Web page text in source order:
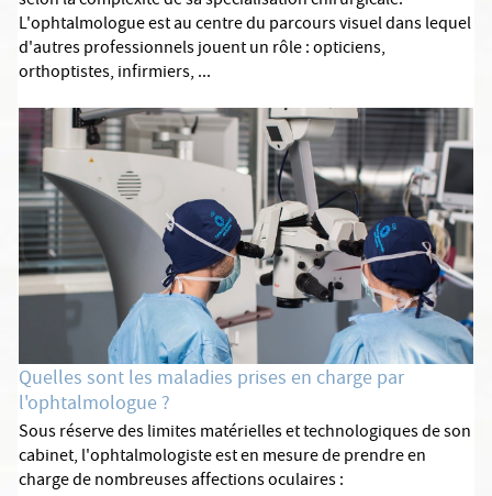
L'ophtalmologue est au centre du parcours visuel dans lequel
d'autres professionnels jouent un rôle : opticiens,
orthoptistes, infirmiers, ...
Quelles sont les maladies prises en charge par
l'ophtalmologue ?
Sous réserve des limites matérielles et technologiques de son
cabinet, l'ophtalmologiste est en mesure de prendre en
charge de nombreuses affections oculaires :